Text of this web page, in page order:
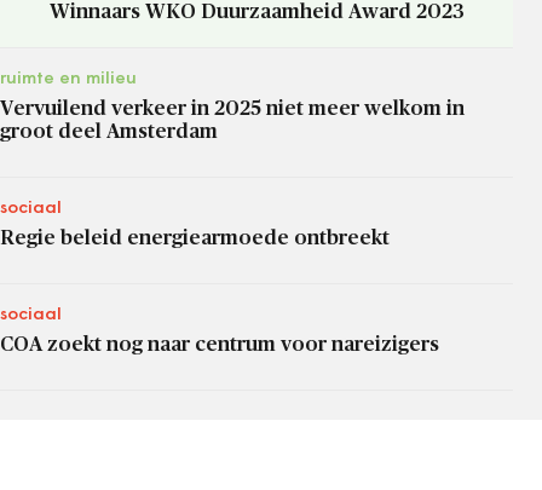
Winnaars WKO Duurzaamheid Award 2023
ruimte en milieu
Vervuilend verkeer in 2025 niet meer welkom in
groot deel Amsterdam
sociaal
Regie beleid energiearmoede ontbreekt
sociaal
COA zoekt nog naar centrum voor nareizigers